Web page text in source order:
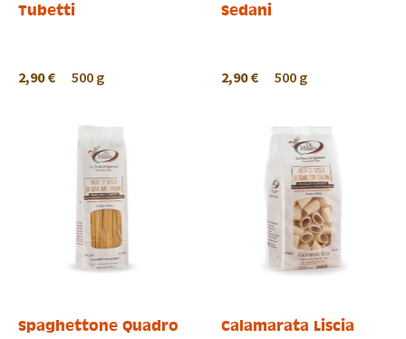
Tubetti
2,90 € 500 g
Sedani
2,90 € 500 g
Spaghettone Quadro Calamarata Liscia